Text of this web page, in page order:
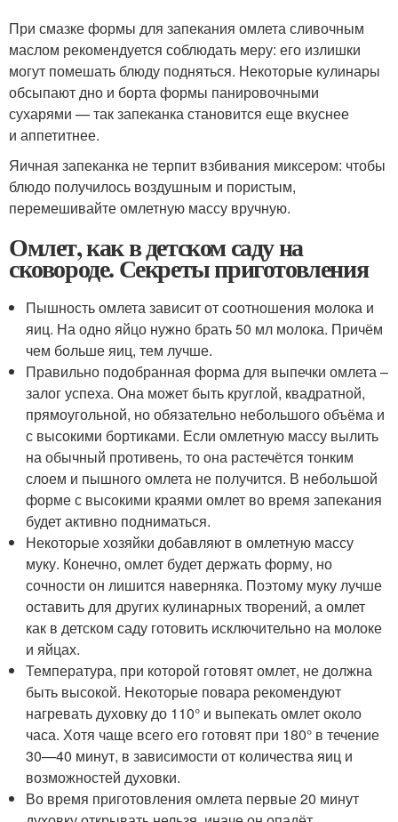
При смазке формы для запекания омлета сливочным
маслом рекомендуется соблюдать меру: его излишки
могут помешать блюду подняться. Некоторые кулинары
обсыпают дно и борта формы панировочными
сухарями — так запеканка становится еще вкуснее
и аппетитнее.
Яичная запеканка не терпит взбивания миксером: чтобы
блюдо получилось воздушным и пористым,
перемешивайте омлетную массу вручную.
Омлет, как в детском саду на
сковороде. Секреты приготовления
Пышность омлета зависит от соотношения молока и
яиц. На одно яйцо нужно брать 50 мл молока. Причём
чем больше яиц, тем лучше.
Правильно подобранная форма для выпечки омлета –
залог успеха. Она может быть круглой, квадратной,
прямоугольной, но обязательно небольшого объёма и
с высокими бортиками. Если омлетную массу вылить
на обычный противень, то она растечётся тонким
слоем и пышного омлета не получится. В небольшой
форме с высокими краями омлет во время запекания
будет активно подниматься.
Некоторые хозяйки добавляют в омлетную массу
муку. Конечно, омлет будет держать форму, но
сочности он лишится наверняка. Поэтому муку лучше
оставить для других кулинарных творений, а омлет
как в детском саду готовить исключительно на молоке
и яйцах.
Температура, при которой готовят омлет, не должна
быть высокой. Некоторые повара рекомендуют
нагревать духовку до 110° и выпекать омлет около
часа. Хотя чаще всего его готовят при 180° в течение
30—40 минут, в зависимости от количества яиц и
возможностей духовки.
Во время приготовления омлета первые 20 минут